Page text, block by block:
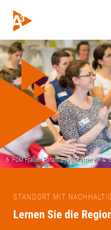
STANDORT MIT
Lernen Sie die